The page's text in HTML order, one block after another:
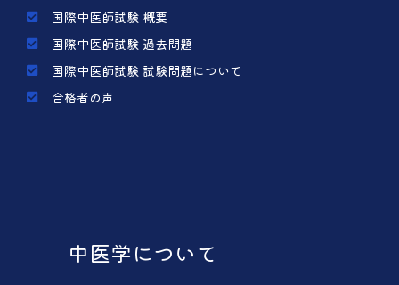
国際中医師試験 概要
国際中医師試験 過去問題
国際中医師試験 試験問題について
合格者の声
中医学について